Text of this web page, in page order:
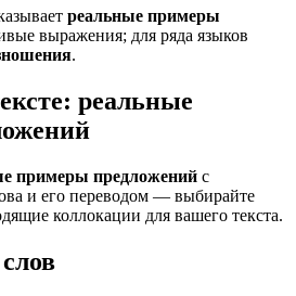
реальные примеры
выражения; для ряда языков
.
реальные
примеры предложений с
и его переводом — выбирайте
коллокации для вашего текста.